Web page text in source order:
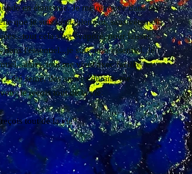
en étant nue. Je me retrouve dans ma
que je suis véritablement, sans vêtement
cela s'est évaporé, pour laisser
l'essentiel...je suis mon essentiel. Je
tout me vient avec facilité, et
été semé, des années durant, me
Je reçois tout de la vie.
tout de la vie"